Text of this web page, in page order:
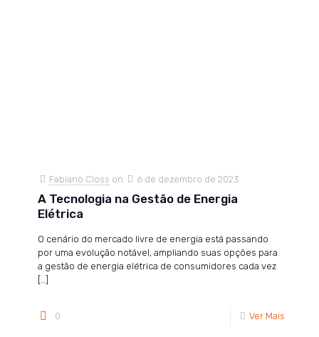
Fabiano Closs on 6 de dezembro de 2023
A Tecnologia na Gestão de Energia
Elétrica
O cenário do mercado livre de energia está passando
por uma evolução notável, ampliando suas opções para
a gestão de energia elétrica de consumidores cada vez
[…]
0 Ver Mais